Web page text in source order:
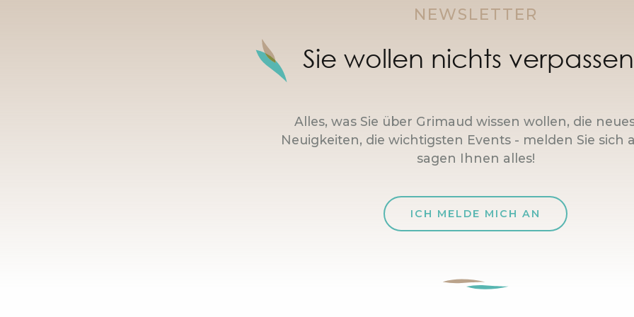
NEWSLETTER
Sie wollen nichts
Alles, was Sie über Grimaud wissen wollen, die
Neuigkeiten, die wichtigsten Events - melden Sie sich
sagen Ihnen alles!
ICH MELDE MICH AN